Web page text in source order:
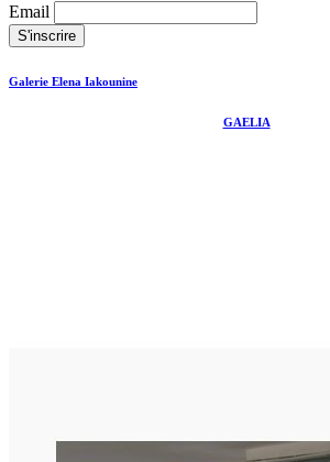
Email
Galerie Elena Iakounine
GAELIA